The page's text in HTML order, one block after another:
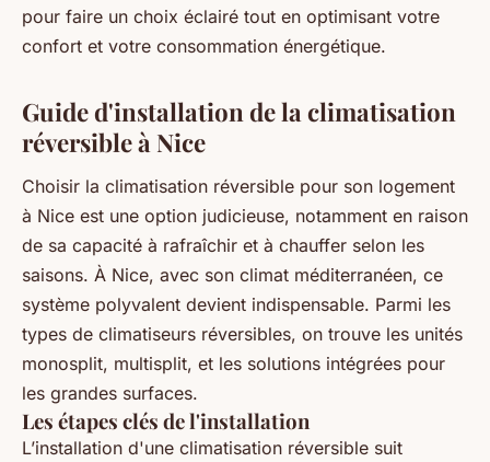
pour faire un choix éclairé tout en optimisant votre
confort et votre consommation énergétique.
Guide d'installation de la climatisation
réversible à Nice
Choisir la climatisation réversible pour son logement
à Nice est une option judicieuse, notamment en raison
de sa capacité à rafraîchir et à chauffer selon les
saisons. À Nice, avec son climat méditerranéen, ce
système polyvalent devient indispensable. Parmi les
types de climatiseurs réversibles, on trouve les unités
monosplit, multisplit, et les solutions intégrées pour
les grandes surfaces.
Les étapes clés de l'installation
L’installation d'une climatisation réversible suit